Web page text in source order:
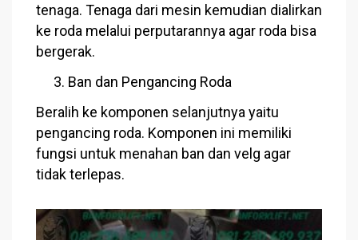
tenaga. Tenaga dari mesin kemudian dialirkan
ke roda melalui perputarannya agar roda bisa
bergerak.
Ban dan Pengancing Roda
Beralih ke komponen selanjutnya yaitu
pengancing roda. Komponen ini memiliki
fungsi untuk menahan ban dan velg agar
tidak terlepas.